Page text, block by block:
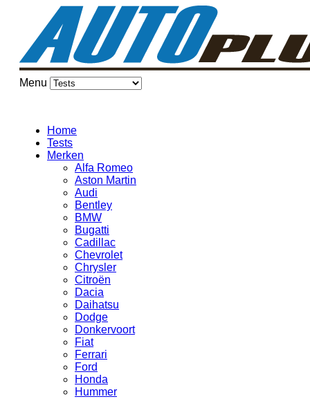
Menu
Home
Tests
Merken
Alfa Romeo
Aston Martin
Audi
Bentley
BMW
Bugatti
Cadillac
Chevrolet
Chrysler
Citroën
Dacia
Daihatsu
Dodge
Donkervoort
Fiat
Ferrari
Ford
Honda
Hummer